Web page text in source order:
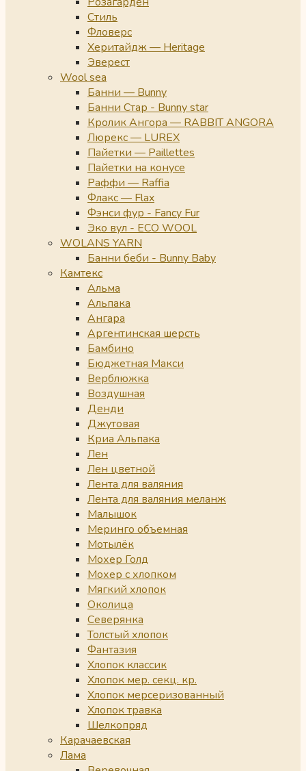
Стиль
Фловерс
Херитайдж — Heritage
Эверест
Wool sea
Банни — Bunny
Банни Стар - Bunny star
Кролик Ангора — RABBIT ANGORA
Люрекс — LUREX
Пайетки — Paillettes
Пайетки на конусе
Раффи — Raffia
Флакс — Flax
Фэнси фур - Fancy Fur
Эко вул - ECO WOOL
WOLANS YARN
Банни беби - Bunny Baby
Камтекс
Альма
Альпака
Ангара
Аргентинская шерсть
Бамбино
Бюджетная Макси
Верблюжка
Воздушная
Денди
Джутовая
Криа Альпака
Лен
Лен цветной
Лента для валяния
Лента для валяния меланж
Малышок
Меринго объемная
Мотылёк
Мохер Голд
Мохер с хлопком
Мягкий хлопок
Околица
Северянка
Толстый хлопок
Фантазия
Хлопок классик
Хлопок мер. секц. кр.
Хлопок мерсеризованный
Хлопок травка
Шелкопряд
Карачаевская
Лама